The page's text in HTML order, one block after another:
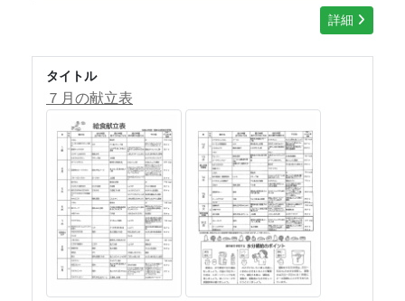
詳細
タイトル
７月の献立表